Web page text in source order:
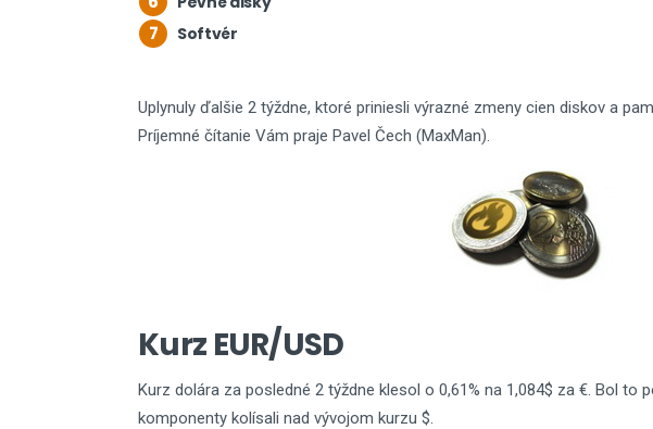
7 Softvér
Uplynuly ďalšie 2 týždne, ktoré priniesli výrazné zmeny cien diskov a
Príjemné čítanie Vám praje Pavel Čech (MaxMan).
Kurz EUR/USD
Kurz dolára za posledné 2 týždne klesol o 0,61% na 1,084$ za €. Bol to
komponenty kolísali nad vývojom kurzu $.